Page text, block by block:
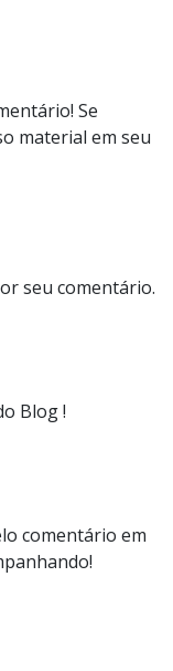
Se
material em seu
seu comentário.
Blog !
comentário em